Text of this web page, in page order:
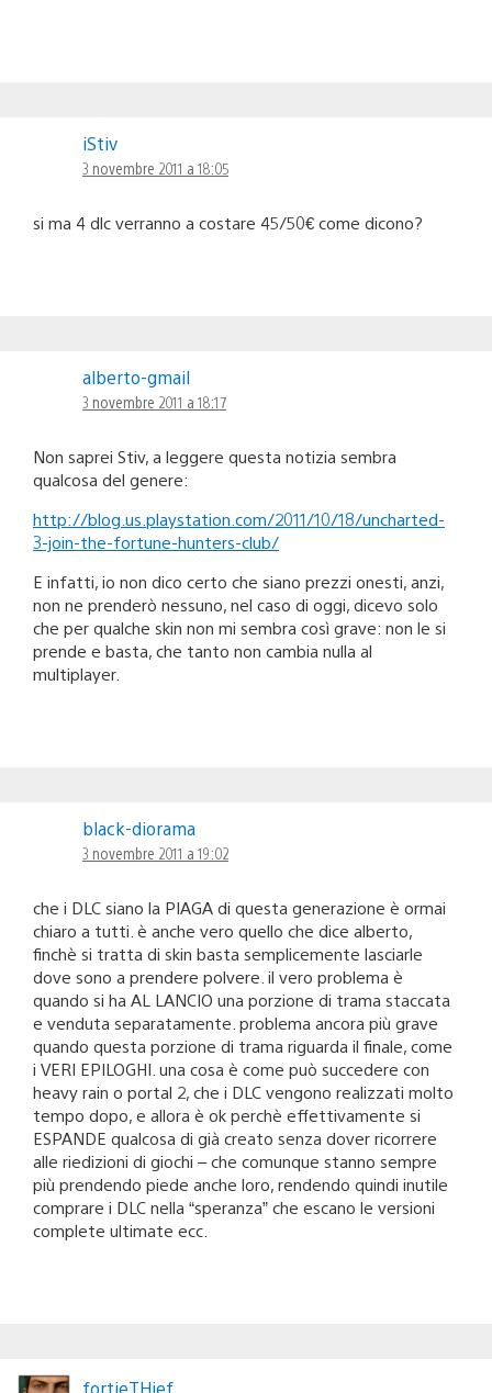
iStiv
3 novembre 2011 a 18:05
si ma 4 dlc verranno a costare 45/50€ come dicono?
alberto-gmail
3 novembre 2011 a 18:17
Non saprei Stiv, a leggere questa notizia sembra
qualcosa del genere:
http://blog.us.playstation.com/2011/10/18/uncharted-
3-join-the-fortune-hunters-club/
E infatti, io non dico certo che siano prezzi onesti, anzi,
non ne prenderò nessuno, nel caso di oggi, dicevo solo
che per qualche skin non mi sembra così grave: non le si
prende e basta, che tanto non cambia nulla al
multiplayer.
black-diorama
3 novembre 2011 a 19:02
che i DLC siano la PIAGA di questa generazione è ormai
chiaro a tutti. è anche vero quello che dice alberto,
finchè si tratta di skin basta semplicemente lasciarle
dove sono a prendere polvere. il vero problema è
quando si ha AL LANCIO una porzione di trama staccata
e venduta separatamente. problema ancora più grave
quando questa porzione di trama riguarda il finale, come
i VERI EPILOGHI. una cosa è come può succedere con
heavy rain o portal 2, che i DLC vengono realizzati molto
tempo dopo, e allora è ok perchè effettivamente si
ESPANDE qualcosa di già creato senza dover ricorrere
alle riedizioni di giochi – che comunque stanno sempre
più prendendo piede anche loro, rendendo quindi inutile
comprare i DLC nella “speranza” che escano le versioni
complete ultimate ecc.
fortieTHief